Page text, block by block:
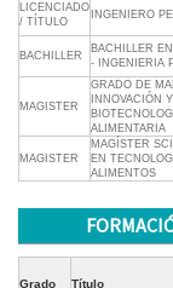
LICENCIADO
/ TÍTULO
INGENIERO
BACHILLER
BACHILLER
- INGENIERIA
MAGISTER
GRADO DE
INNOVACIÓN Y
ALIMENTARIA
MAGISTER
MAGÍSTER
EN
ALIMENTOS
Grado Título